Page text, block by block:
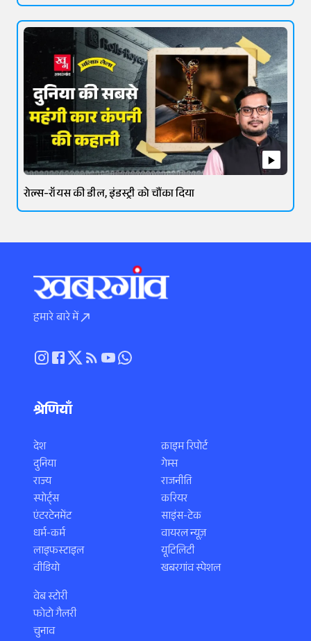
रोल्स-रॉयस की डील, इंडस्ट्री को चौंका दिया
हमारे बारे में
श्रेणियाँ
देश
दुनिया
राज्य
स्पोर्ट्स
एंटरटेनमेंट
धर्म-कर्म
लाइफस्टाइल
वीडियो
क्राइम रिपोर्ट
गेम्स
राजनीति
करियर
साइंस-टेक
वायरल न्यूज़
यूटिलिटी
खबरगांव स्पेशल
वेब स्टोरी
फोटो गैलरी
चुनाव